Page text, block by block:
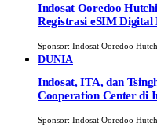
Indosat Ooredoo
Registrasi eSIM Digital
Sponsor: Indosat Ooredoo
DUNIA
Indosat, ITA, dan
Cooperation Center di
Sponsor: Indosat Ooredoo